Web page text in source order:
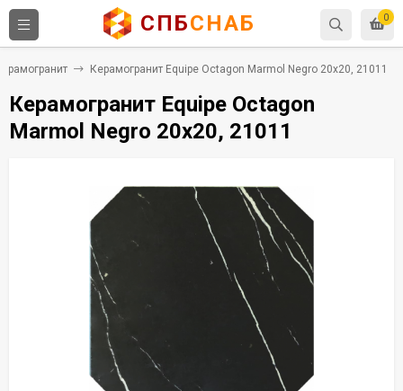
0
СПБСНАБ
Керамогранит Equipe Octagon Marmol Negro 20x20, 21011
Керамогранит Equipe Octagon
Marmol Negro 20x20, 21011